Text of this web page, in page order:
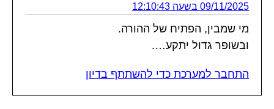
09/11/2025 בשעה 12:10:43
מי שמבין, הפתיח של ההורה.
ובשופר גדול יתקע….
התחבר למערכת כדי להשתתף בדיון